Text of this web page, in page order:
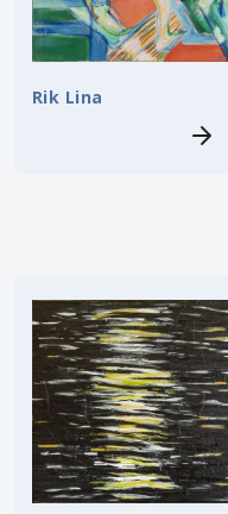
Rik Lina